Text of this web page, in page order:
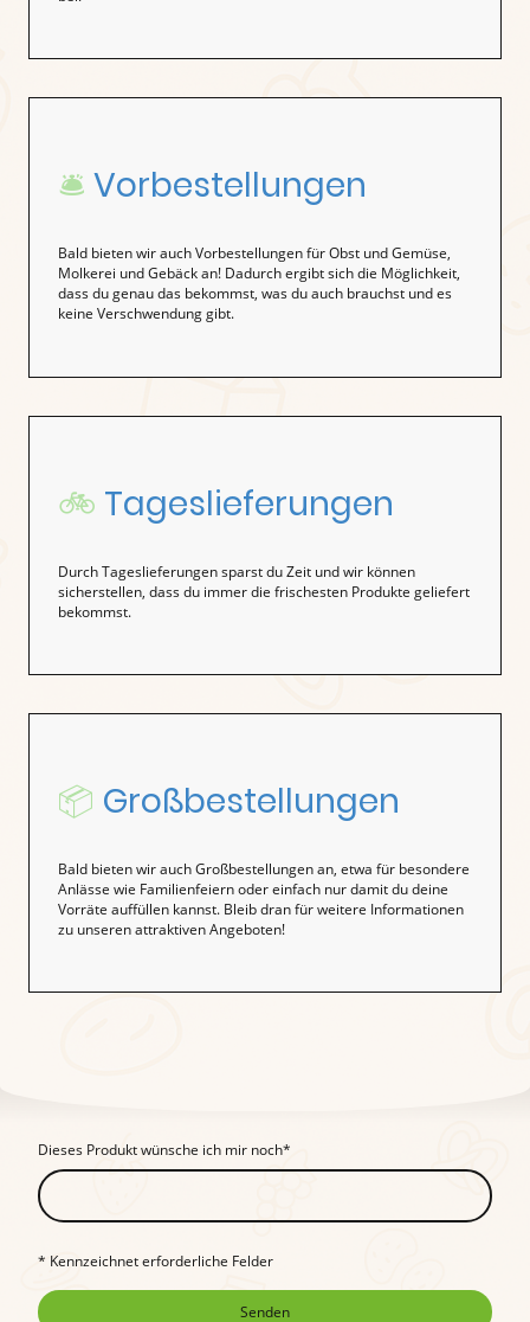
🛎️ Vorbestellungen
Bald bieten wir auch Vorbestellungen für Obst und Gemüse,
Molkerei und Gebäck an! Dadurch ergibt sich die Möglichkeit,
dass du genau das bekommst, was du auch brauchst und es
keine Verschwendung gibt.
🚲 Tageslieferungen
Durch Tageslieferungen sparst du Zeit und wir können
sicherstellen, dass du immer die frischesten Produkte geliefert
bekommst.
📦 Großbestellungen
Bald bieten wir auch Großbestellungen an, etwa für besondere
Anlässe wie Familienfeiern oder einfach nur damit du deine
Vorräte auffüllen kannst. Bleib dran für weitere Informationen
zu unseren attraktiven Angeboten!
Dieses Produkt wünsche ich mir noch*
* Kennzeichnet erforderliche Felder
Senden